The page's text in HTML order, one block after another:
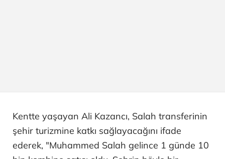
Kentte yaşayan Ali Kazancı, Salah transferinin
şehir turizmine katkı sağlayacağını ifade
ederek, "Muhammed Salah gelince 1 günde 10